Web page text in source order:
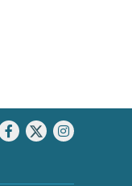
Facebook
X Instagram